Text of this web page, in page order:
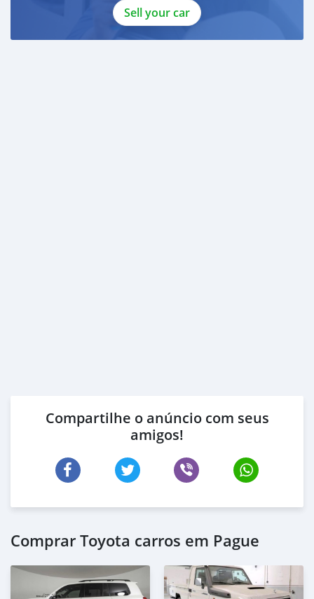
Sell your car
Compartilhe o anúncio com seus
amigos!
Comprar Toyota carros em Pague